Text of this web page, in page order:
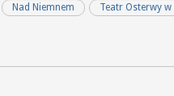
Nad Niemnem
Teatr Osterwy w